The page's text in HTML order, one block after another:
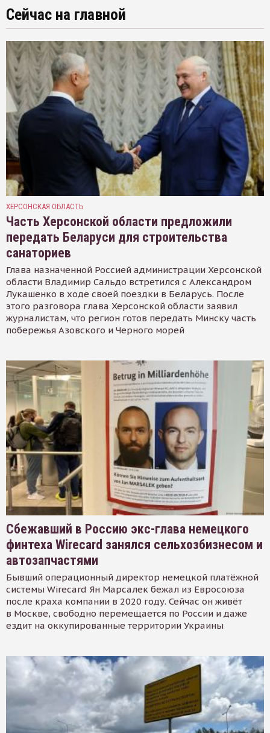
Сейчас на главной
ХЕРСОНСКАЯ ОБЛАСТЬ
Часть Херсонской области предложили
передать Беларуси для строительства
санаториев
Глава назначенной Россией администрации Херсонской
области Владимир Сальдо встретился с Александром
Лукашенко в ходе своей поездки в Беларусь. После
этого разговора глава Херсонской области заявил
журналистам, что регион готов передать Минску часть
побережья Азовского и Черного морей
Сбежавший в Россию экс-глава немецкого
финтеха Wirecard занялся сельхозбизнесом и
автозапчастями
Бывший операционный директор немецкой платёжной
системы Wirecard Ян Марсалек бежал из Евросоюза
после краха компании в 2020 году. Сейчас он живёт
в Москве, свободно перемещается по России и даже
ездит на оккупированные территории Украины